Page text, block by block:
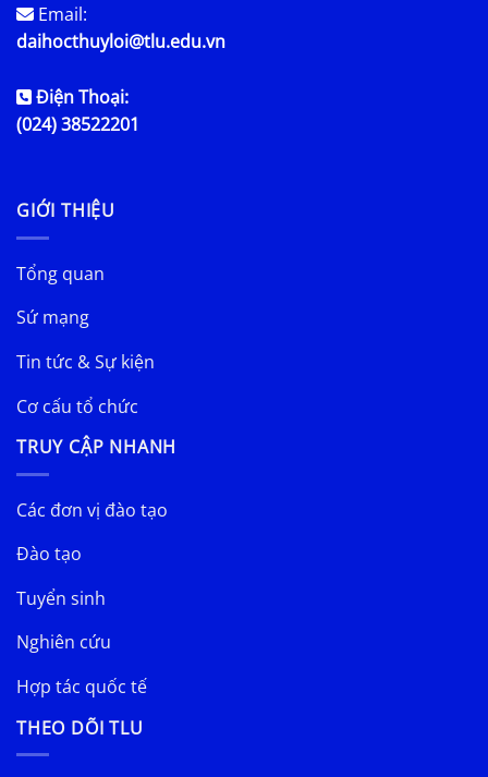
Email:
daihocthuyloi@tlu.edu.vn
Điện Thoại:
(024) 38522201
GIỚI THIỆU
Tổng quan
Sứ mạng
Tin tức & Sự kiện
Cơ cấu tổ chức
TRUY CẬP NHANH
Các đơn vị đào tạo
Đào tạo
Tuyển sinh
Nghiên cứu
Hợp tác quốc tế
THEO DÕI TLU